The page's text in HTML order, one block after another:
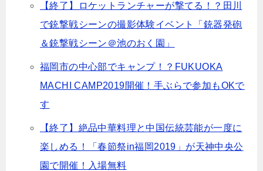
【終了】ロケットランチャーが撃てる！？田川
で銃撃戦シーンの撮影体験イベント「銃器発砲
＆銃撃戦シーン＠池のおく園」
福岡市の中心部でキャンプ！？FUKUOKA
MACHI CAMP2019開催！手ぶらで参加もOKで
す
【終了】絶品中華料理と中国伝統芸能が一度に
楽しめる！「春節祭in福岡2019」が天神中央公
園で開催！入場無料